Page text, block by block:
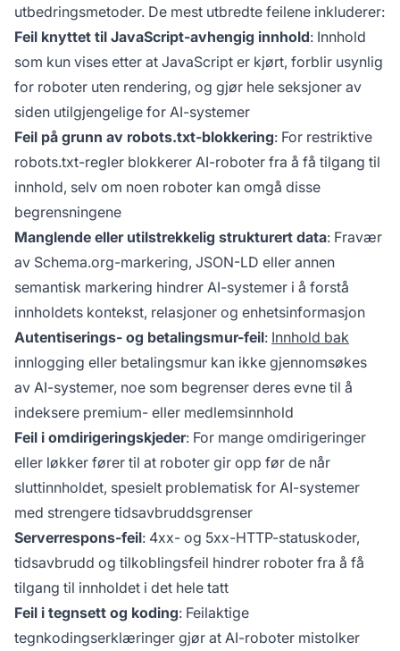
utbedringsmetoder. De mest utbredte feilene inkluderer:
Feil knyttet til JavaScript-avhengig innhold: Innhold
som kun vises etter at JavaScript er kjørt, forblir usynlig
for roboter uten rendering, og gjør hele seksjoner av
siden utilgjengelige for AI-systemer
Feil på grunn av robots.txt-blokkering: For restriktive
robots.txt-regler blokkerer AI-roboter fra å få tilgang til
innhold, selv om noen roboter kan omgå disse
begrensningene
Manglende eller utilstrekkelig strukturert data: Fravær
av Schema.org-markering, JSON-LD eller annen
semantisk markering hindrer AI-systemer i å forstå
innholdets kontekst, relasjoner og enhetsinformasjon
Autentiserings- og betalingsmur-feil: Innhold bak
innlogging eller betalingsmur kan ikke gjennomsøkes
av AI-systemer, noe som begrenser deres evne til å
indeksere premium- eller medlemsinnhold
Feil i omdirigeringskjeder: For mange omdirigeringer
eller løkker fører til at roboter gir opp før de når
sluttinnholdet, spesielt problematisk for AI-systemer
med strengere tidsavbruddsgrenser
Serverrespons-feil: 4xx- og 5xx-HTTP-statuskoder,
tidsavbrudd og tilkoblingsfeil hindrer roboter fra å få
tilgang til innholdet i det hele tatt
Feil i tegnsett og koding: Feilaktige
tegnkodingserklæringer gjør at AI-roboter mistolker